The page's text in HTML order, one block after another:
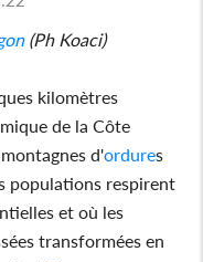
(Ph Koaci)
kilomètres
de la Côte
d'ordures
populations respirent
et où les
transformées en